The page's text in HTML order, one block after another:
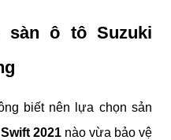
sàn ô tô Suzuki
biết nên lựa chọn sản
2021 nào vừa bảo vệ